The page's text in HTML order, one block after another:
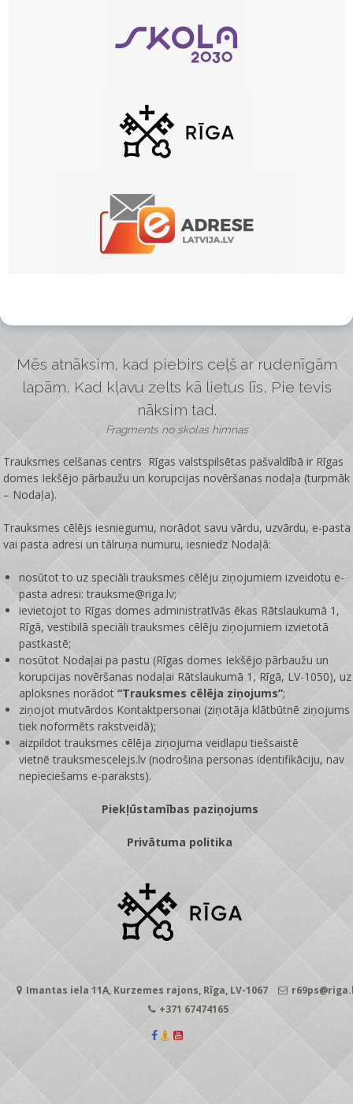
Mēs atnāksim, kad piebirs ceļš ar rudenīgām
lapām, Kad kļavu zelts kā lietus līs, Pie tevis
nāksim tad.
Fragments no skolas himnas
Trauksmes celšanas centrs Rīgas valstspilsētas pašvaldībā ir Rīgas
domes Iekšējo pārbaužu un korupcijas novēršanas nodaļa (turpmāk
– Nodaļa).
Trauksmes cēlējs iesniegumu, norādot savu vārdu, uzvārdu, e-pasta
vai pasta adresi un tālruņa numuru, iesniedz Nodaļā:
nosūtot to uz speciāli trauksmes cēlēju ziņojumiem izveidotu e-
pasta adresi: trauksme@riga.lv;
ievietojot to Rīgas domes administratīvās ēkas Rātslaukumā 1,
Rīgā, vestibilā speciāli trauksmes cēlēju ziņojumiem izvietotā
pastkastē;
nosūtot Nodaļai pa pastu (Rīgas domes Iekšējo pārbaužu un
korupcijas novēršanas nodaļai Rātslaukumā 1, Rīgā, LV-1050), uz
aploksnes norādot“Trauksmes cēlēja ziņojums”;
ziņojot mutvārdos Kontaktpersonai (ziņotāja klātbūtnē ziņojums
tiek noformēts rakstveidā);
aizpildot trauksmes cēlēja ziņojuma veidlapu tiešsaistē
vietnētrauksmescelejs.lv (nodrošina personas identifikāciju, nav
nepieciešams e-paraksts).
Piekļūstamības paziņojums
Privātuma politika
Imantas iela 11A, Kurzemes rajons, Rīga, LV-1067
+371 67474165